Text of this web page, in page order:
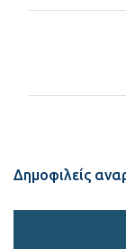
Δημοφιλείς